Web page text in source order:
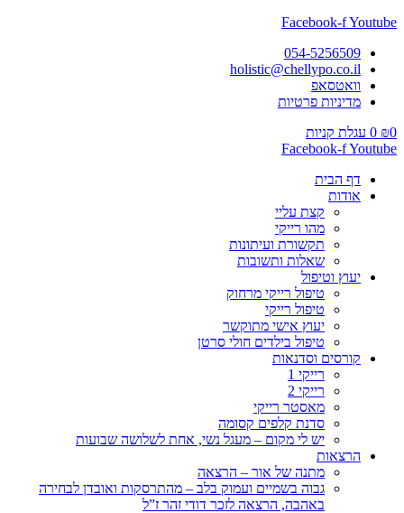
Facebook-fYoutube
054-5256509
holistic@chellypo.co.il
וואטסאפ
מדיניות פרטיות
₪0
0 עגלת קניות
Facebook-fYoutube
דף הבית
אודות
קצת עליי
מהו רייקי
תקשורת ועיתונות
שאלות ותשובות
יעוץ וטיפול
טיפול רייקי מרחוק
טיפול רייקי
יעוץ אישי מתוקשר
טיפול בילדים חולי סרטן
קורסים וסדנאות
רייקי 1
רייקי 2
מאסטר רייקי
סדנת קלפים קסומה
יש לי מקום – מעגל נשי, אחת לשלושה שבועות
הרצאות
מתנה של אור – הרצאה
גבוה בשמיים ועמוק בלב – מהתרסקות ואובדן לבחירה
באהבה, הרצאה לזכר דודי זהר ז”ל